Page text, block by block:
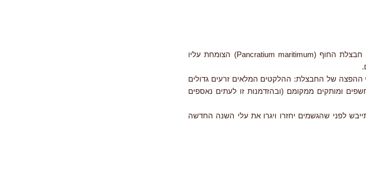
ממש כמו החיילים שבנו את האקווידוקט, חבצלת החוף (Pancratium maritimum) הצומחת עליו
של החבצלת: ההלקטים המלאים זרעים גדולים
ומותקים ממקומם (ובהזדמנות זו לעתים נאספים
לפני שהגשמים יחזרו ויגרו את עלי השנה החדשה